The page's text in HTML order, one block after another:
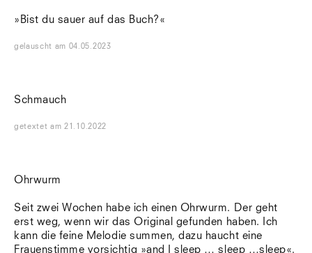
»Bist du sauer auf das Buch?«
gelauscht am 04.05.2023
Schmauch
getextet am21.10.2022
Ohrwurm
Seit zwei Wochen habe ich einen Ohrwurm. Der geht
erst weg, wenn wir das Original gefunden haben. Ich
kann die feine Melodie summen, dazu haucht eine
Frauenstimme vorsichtig »and I sleep … sleep …sleep«.